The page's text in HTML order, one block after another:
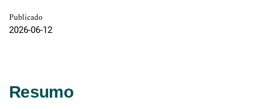
Publicado
2026-06-12
Resumo